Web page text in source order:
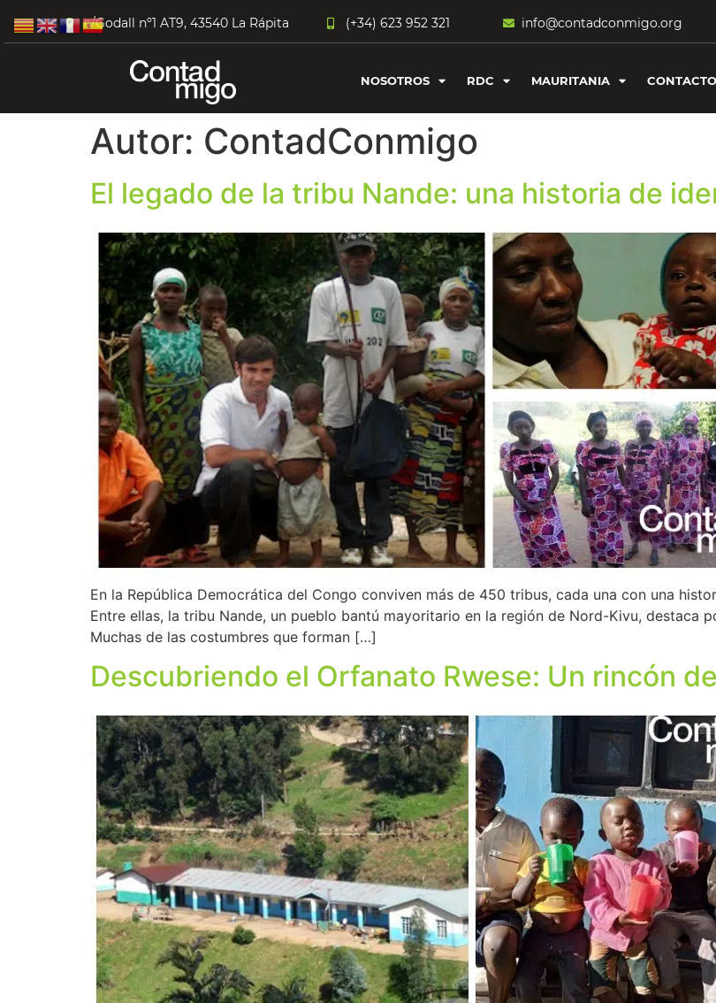
c/Godall nº1 AT9, 43540 La Rápita (+34) 623 952 321 info@contadconmigo.org
NOSOTROS RDC MAURITANIA CONTACTO
Autor: ContadConmigo
El legado de la tribu Nande: una historia de
En la República Democrática del Congo conviven más de 450 tribus, cada una con una
Entre ellas, la tribu Nande, un pueblo bantú mayoritario en la región de Nord-Kivu, destaca
Muchas de las costumbres que forman […]
Descubriendo el Orfanato Rwese: Un rincón